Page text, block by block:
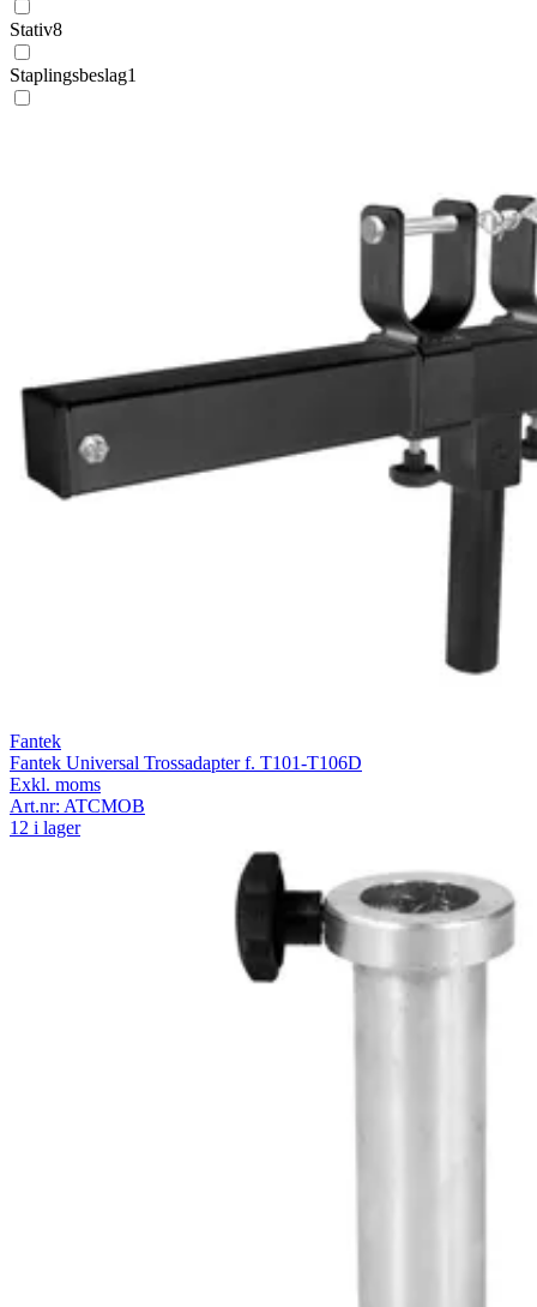
Stativ8
Staplingsbeslag1
Fantek
Fantek Universal Trossadapter f. T101-T106D
Exkl. moms
Art.nr: ATCMOB
12 i lager